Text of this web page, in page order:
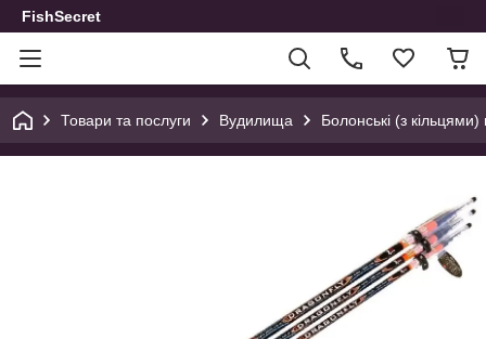
FishSecret
Товари та послуги Вудилища Болонські (з